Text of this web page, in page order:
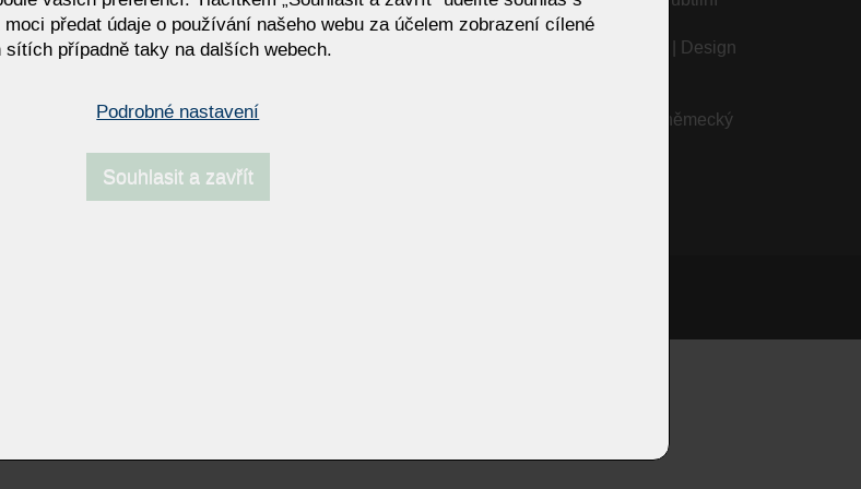
komfort a inovace v každém detailu
design a německý luxus
Sedací soupravy KOINOR
Moderní kovový stolek Jack | Design
Vanda –
Výprodej - obývací pokoje
Sudbrock CUBO | Luxusní německý
předat údaje o používání našeho webu za účelem zobrazení cílené
případně taky na dalších webech.
Podrobné nastavení
Souhlasit a zavřít